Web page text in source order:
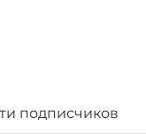
подписчиков